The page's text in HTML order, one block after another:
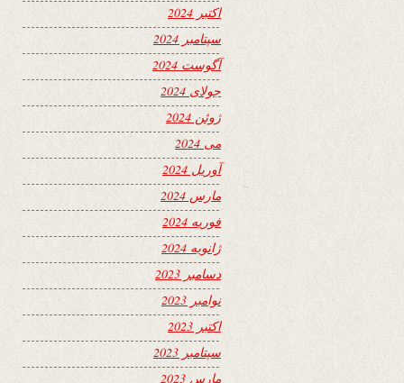
اکتبر 2024
سپتامبر 2024
آگوست 2024
جولای 2024
ژوئن 2024
می 2024
آوریل 2024
مارس 2024
فوریه 2024
ژانویه 2024
دسامبر 2023
نوامبر 2023
اکتبر 2023
سپتامبر 2023
مارس 2023